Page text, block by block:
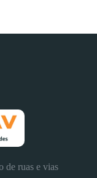
de ruas e vias